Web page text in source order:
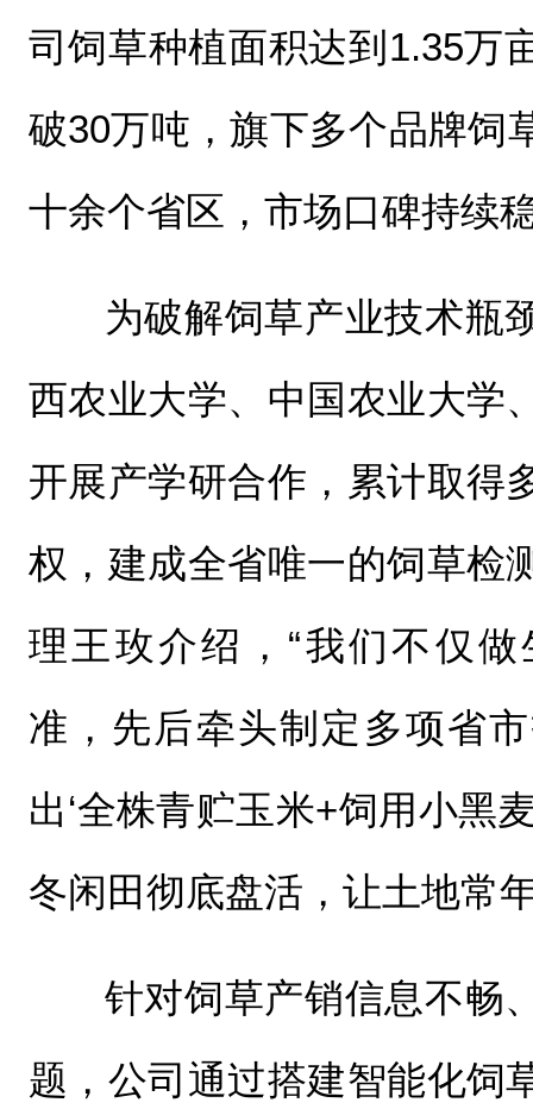
司饲草种植面积达到1.35万
破30万吨，旗下多个品牌饲
十余个省区，市场口碑持续
为破解饲草产业技术瓶
西农业大学、中国农业大学
开展产学研合作，累计取得
权，建成全省唯一的饲草检
理王玫介绍，“我们不仅
准，先后牵头制定多项省
出‘全株青贮玉米+饲用小黑
冬闲田彻底盘活，让土地常
针对饲草产销信息不畅
题，公司通过搭建智能化饲